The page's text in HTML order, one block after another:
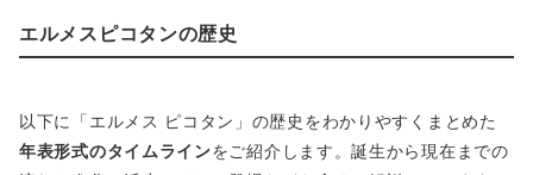
エルメスピコタンの歴史
以下に「エルメス ピコタン」の歴史をわかりやすくまとめた
年表形式のタイムラインをご紹介します。誕生から現在までの